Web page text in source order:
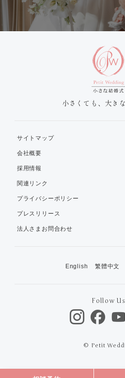
小さくても、大き
サイトマップ
会社概要
採用情報
関連リンク
プライバシーポリシー
プレスリリース
法人さまお問合わせ
English 繁體中文
Follow Us
© Petit